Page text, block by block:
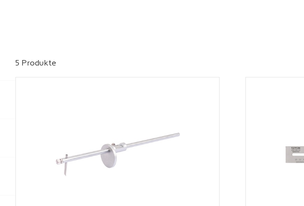
5 Produkte